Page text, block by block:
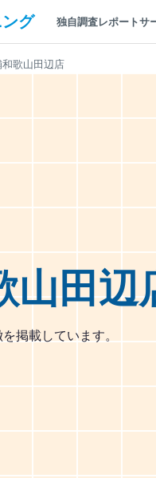
グ 独自調査レポートサ
歌山田辺店
山田辺
掲載しています。